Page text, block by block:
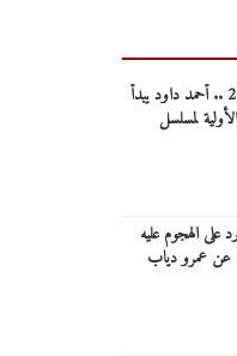
رمضان 2027 .. أحمد داود يبدأ
لمسلسل
على الهجوم عليه
عن عمرو دياب